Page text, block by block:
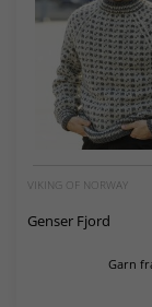
VIKING OF NORWAY
Genser Fjord
Garn